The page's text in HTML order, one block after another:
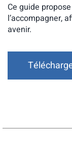
Ce guide
l’accompagner,
avenir.